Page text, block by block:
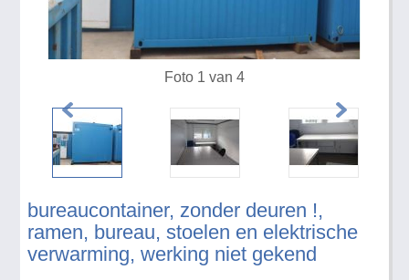
bureaucontainer, zonder deuren !,
ramen, bureau, stoelen en elektrische
verwarming, werking niet gekend
Foto 1 van 4